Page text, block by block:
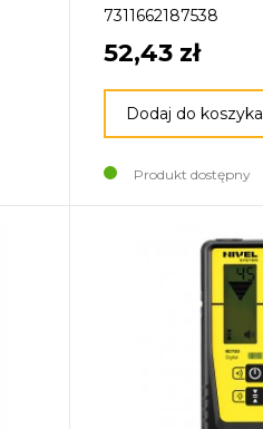
7311662187538
52,43 zł
Dodaj do koszyka
Produkt dostępny